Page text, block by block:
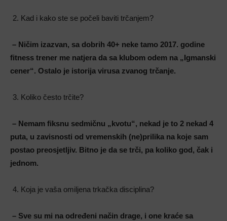
Kad i kako ste se počeli baviti trčanjem?
– Ničim izazvan, sa dobrih 40+ neke tamo 2017. godine
fitness trener me natjera da sa klubom odem na „Igmanski
cener“. Ostalo je istorija virusa zvanog trčanje.
Koliko često trčite?
– Nemam fiksnu sedmičnu „kvotu“, nekad je to 2 nekad 4
puta, u zavisnosti od vremenskih (ne)prilika na koje sam
postao preosjetljiv. Bitno je da se trči, pa koliko god, čak i
jednom.
Koja je vaša omiljena trkačka disciplina?
– Sve su mi na određeni način drage, i one kraće sa